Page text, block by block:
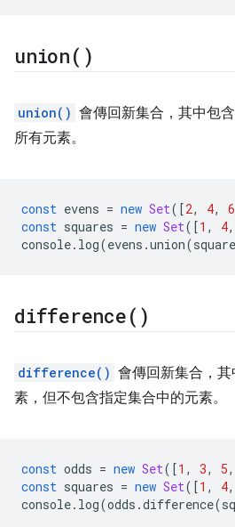
union( )
union() 會傳回新集合，其中包
所有元素。
const evens = new Set([2, 4, 6
const squares = new Set([1 , 4,
console. log(evens .union(
difference( )
difference() 會傳回新集合，
素，但不包含指定集合中的元素。
const odds = new Set([1 , 3, 5,
const squares = new Set([1 , 4,
console. log(odds .difference(